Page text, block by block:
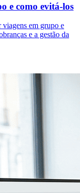
e como evitá-los
viagens em grupo e
e a gestão da